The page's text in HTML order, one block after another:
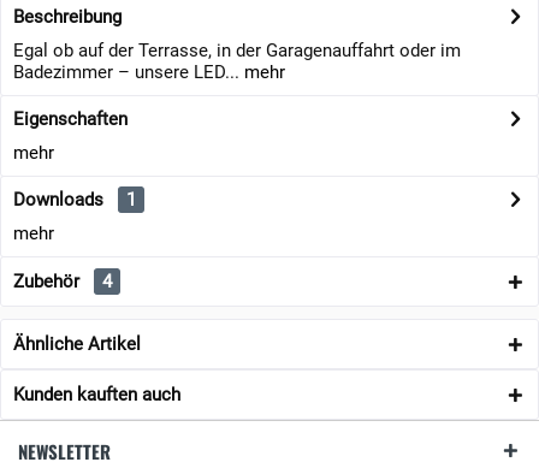
Beschreibung
Egal ob auf der Terrasse, in der Garagenauffahrt oder im
Badezimmer – unsere LED... mehr
Eigenschaften
mehr
Downloads
1
mehr
Zubehör 4
Ähnliche Artikel
Kunden kauften auch
NEWSLETTER